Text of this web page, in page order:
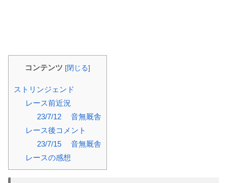
コンテンツ [閉じる]
ストリンジェンド
レース前近況
23/7/12 音無厩舎
レース後コメント
23/7/15 音無厩舎
レースの感想